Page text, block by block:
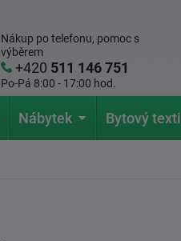
Nákup po telefonu, pomoc s
výběrem
+420 511 146 751
Po-Pá 8:00 - 17:00 hod.
Nábytek Bytový textil